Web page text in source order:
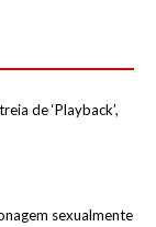
de ‘Playback’,
sexualmente